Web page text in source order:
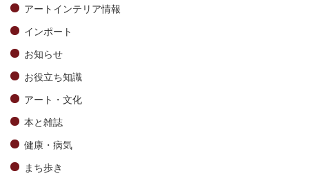
アートインテリア情報
インポート
お知らせ
お役立ち知識
アート・文化
本と雑誌
健康・病気
まち歩き